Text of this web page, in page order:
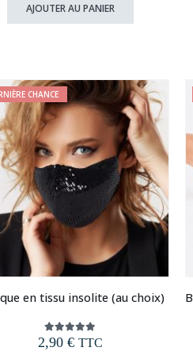
était : est :
AJOUTER AU PANIER
CHANCE
en tissu insolite (au choix)
5.00out of 5
2,90 € TTC